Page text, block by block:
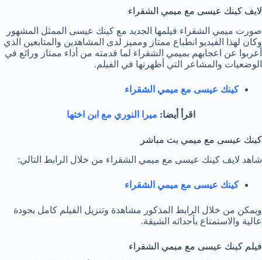
لايف كينك عيسى مع ميمي الشقراء
صورت ميمي الشقراء فيلمها الجديد مع كينك عيسى الممثل المشهور
وكان لهذا الفيديو انطباع ممتاز ومميز لدى المشاهدين والمتابعين الذي
أعربوا عن اعجابهم بميمي الشقراء لما قدمته من أداء ممتاز ورائع في
الوضعيات والمشاعر التي أظهرتها في الفيلم.
كينك عيسى مع ميمي الشقراء
اقرأ أيضا: ميرا النوري مع ابن اختها
كينك عيسى مع ميمي بث مباشر
شاهد لايف كينك عيسى مع ميمي الشقراء من خلال الرابط التالي:
كينك عيسى مع ميمي الشقراء
ويمكن من خلال الرابط المذكور مشاهدة وتنزيل الفيلم كامل بجودة
عالية والاستمتاع بأحداثه الشيقة.
فيلم كينك عيسى مع ميمي الشقراء